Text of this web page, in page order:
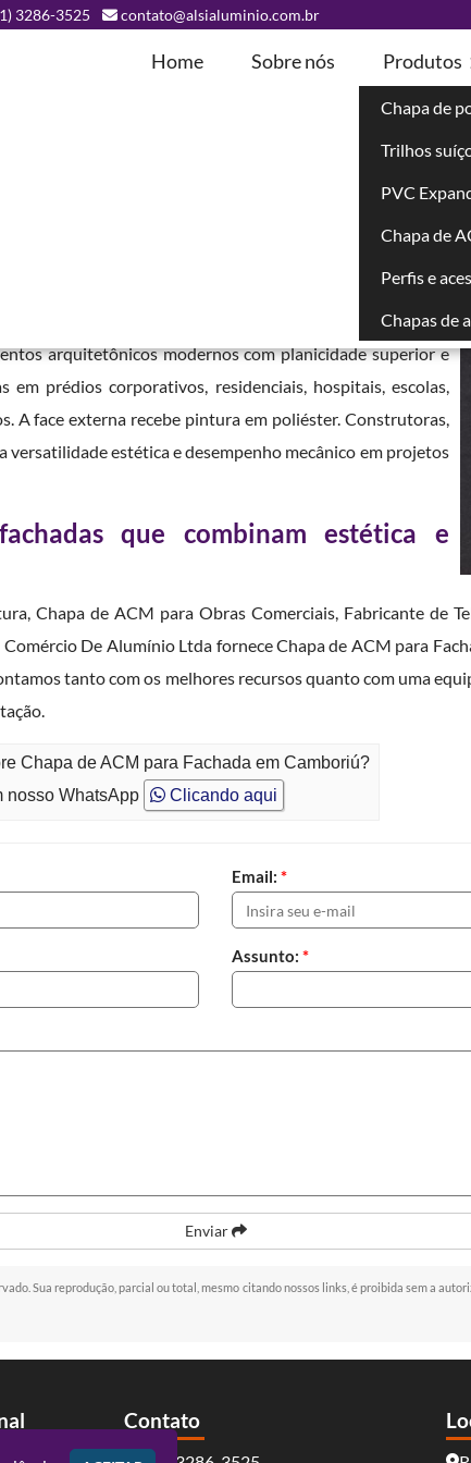
3286-3525 contato@alsialuminio.com.br
Home Sobre nós Produtos
Chapa de
Trilhos
PVC
Chapa de
Perfis e
Chapas de
composto por duas lâminas externas de alumínio com
arquitetônicos modernos com planicidade superior e
prédios corporativos, residenciais, hospitais, escolas,
A face externa recebe pintura em poliéster. Construtoras,
estética e desempenho mecânico em projetos
que combinam estética e
Chapa de ACM para Obras Comerciais, Fabricante de
De Alumínio Ltda fornece Chapa de ACM para
tanto com os melhores recursos quanto com uma
Chapa de ACM para Fachada em Camboriú?
nosso WhatsApp Clicando aqui
Email: *
Assunto: *
Enviar
Sua reprodução, parcial ou total, mesmo citando nossos links, é proibida sem a
Contato